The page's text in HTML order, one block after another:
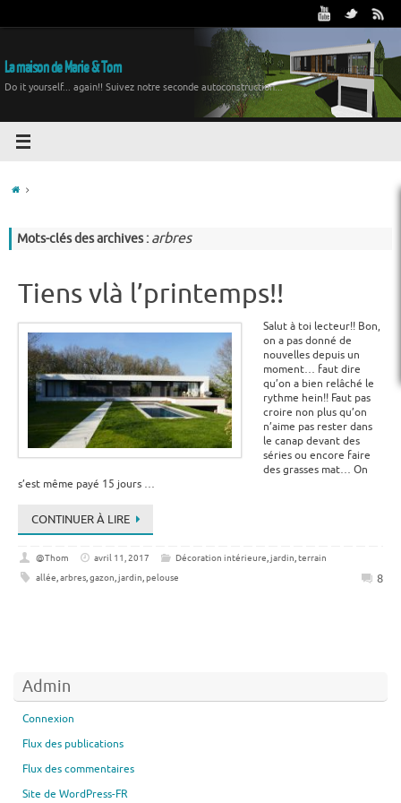
La maison de Marie & Tom
Do it yourself... again!! Suivez notre seconde autoconstruction...
Mots-clés des archives : arbres
Tiens vlà l’printemps!!
Salut à toi lecteur!! Bon,
on a pas donné de
nouvelles depuis un
moment… faut dire
qu’on a bien relâché le
rythme hein!! Faut pas
croire non plus qu’on
n’aime pas rester dans
le canap devant des
séries ou encore faire
des grasses mat… On
s’est même payé 15 jours …
CONTINUER À LIRE
@Thom avril 11, 2017 Décoration intérieure,jardin,terrain
allée,arbres,gazon,jardin,pelouse 8
Admin
Connexion
Flux des publications
Flux des commentaires
Site de WordPress-FR